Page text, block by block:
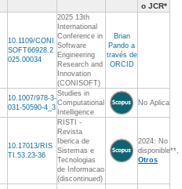
o JCR*
10.1109/CONI
SOFT66928.2
025.00034
2025 13th
International
Conference in
Software
Engineering
Research and
Innovation
(CONISOFT)
Brian
Pando a
través de
ORCID
10.1007/978-3-
031-50590-4_3
Studies in
Computational
Intelligence
No Aplica
10.17013/RIS
TI.53.23-36
RISTI -
Revista
Iberica de
Sistemas e
Tecnologias
de Informacao
(discontinued)
2024: No
disponible**,
Otros